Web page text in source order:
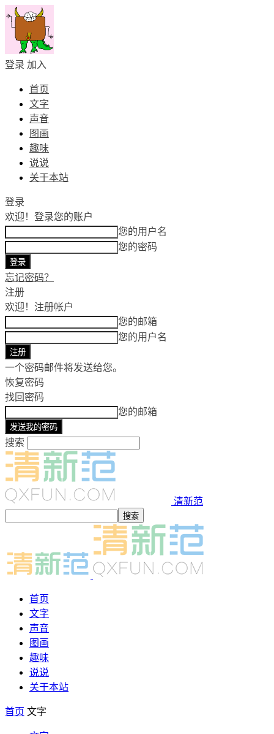
登录 加入
首页
文字
声音
图画
趣味
说说
关于本站
登录
欢迎！ 登录您的账户
您的用户名
您的密码
忘记密码？
注册
欢迎！ 注册帐户
您的邮箱
您的用户名
一个密码邮件将发送给您。
恢复密码
找回密码
您的邮箱
搜索
清新范
首页
文字
声音
图画
趣味
说说
关于本站
首页 文字